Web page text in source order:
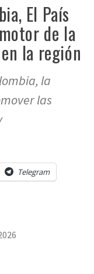
El País
de la
la región
la
las
Telegram